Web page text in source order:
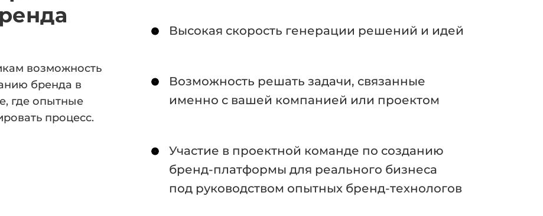
возможность
бренда в
где опытные
процесс.
Высокая скорость генерации решений и идей
Возможность решать задачи, связанные
именно с вашей компанией или проектом
Участие в проектной команде по созданию
бренд-платформы для реального бизнеса
под руководством опытных бренд-технологов